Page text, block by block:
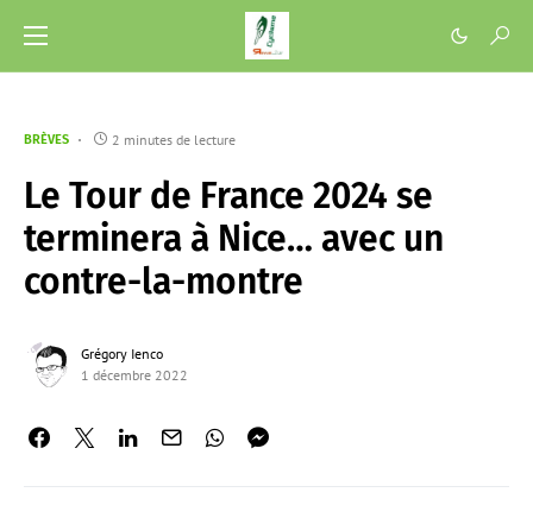
BRÈVES 2 minutes de lecture
Le Tour de France 2024 se
terminera à Nice… avec un
contre-la-montre
Grégory Ienco
1 décembre 2022